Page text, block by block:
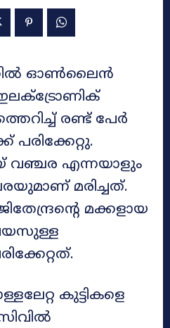
ഓൺലൈൻ
രണ്ട് പേർ
പരിക്കേറ്റു.
വഞ്ചര എന്നയാളും
മരിച്ചത്.
മക്കളായ
കുട്ടികളെ